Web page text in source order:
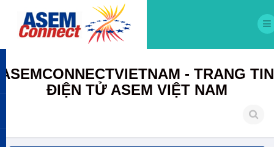
ASEMCONNECTVIETNAM - TRANG TIN
ĐIỆN TỬ ASEM VIỆT NAM